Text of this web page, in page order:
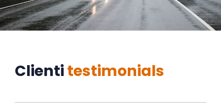
Clientitestimonials